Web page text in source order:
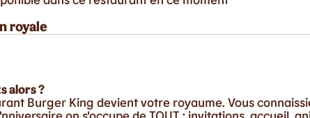
royale
alors ?
Burger King devient votre royaume. Vous